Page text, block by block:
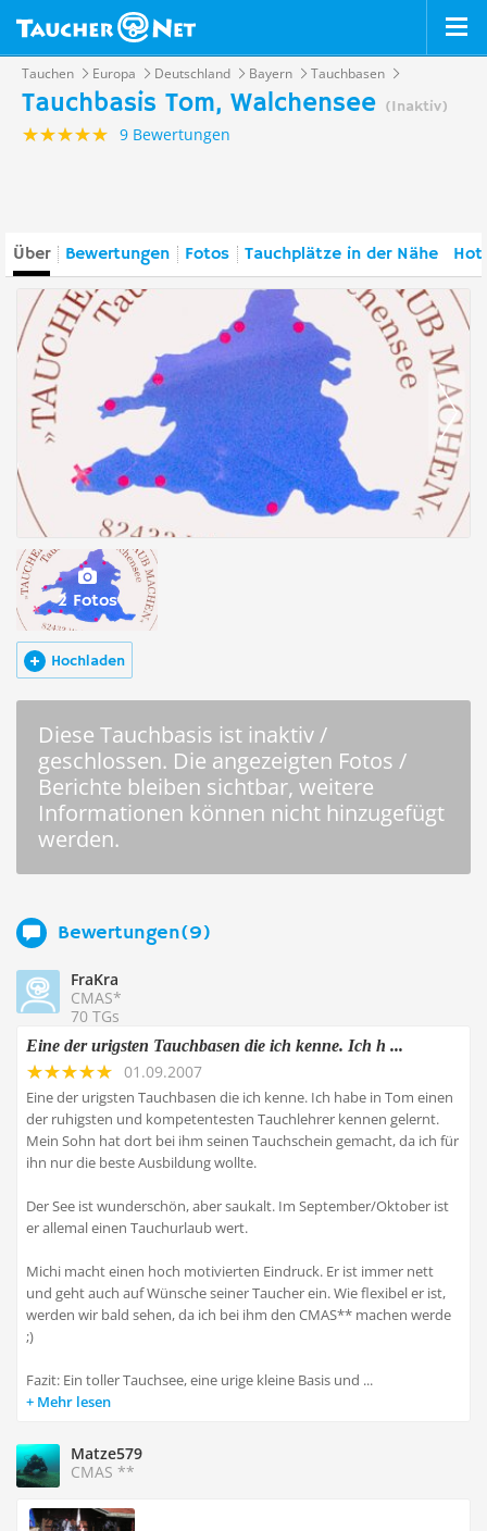
Tauchen Europa Deutschland Bayern Tauchbasen
Tauchbasis Tom, Walchensee (Inaktiv)
9 Bewertungen
Über Bewertungen Fotos Tauchplätze in der Nähe
2 Fotos
Hochladen
Diese Tauchbasis ist inaktiv /
geschlossen. Die angezeigten Fotos /
Berichte bleiben sichtbar, weitere
Informationen können nicht hinzugefügt
werden.
Bewertungen(9)
FraKra
CMAS*
70 TGs
Eine der urigsten Tauchbasen die ich kenne. Ich h ...
01.09.2007
Eine der urigsten Tauchbasen die ich kenne. Ich habe in Tom einen
der ruhigsten und kompetentesten Tauchlehrer kennen gelernt.
Mein Sohn hat dort bei ihm seinen Tauchschein gemacht, da ich für
ihn nur die beste Ausbildung wollte.
Der See ist wunderschön, aber saukalt. Im September/Oktober ist
er allemal einen Tauchurlaub wert.
Michi macht einen hoch motivierten Eindruck. Er ist immer nett
und geht auch auf Wünsche seiner Taucher ein. Wie flexibel er ist,
werden wir bald sehen, da ich bei ihm den CMAS** machen werde
;)
Fazit: Ein toller Tauchsee, eine urige kleine Basis und ...
Mehr lesen
Matze579
CMAS **